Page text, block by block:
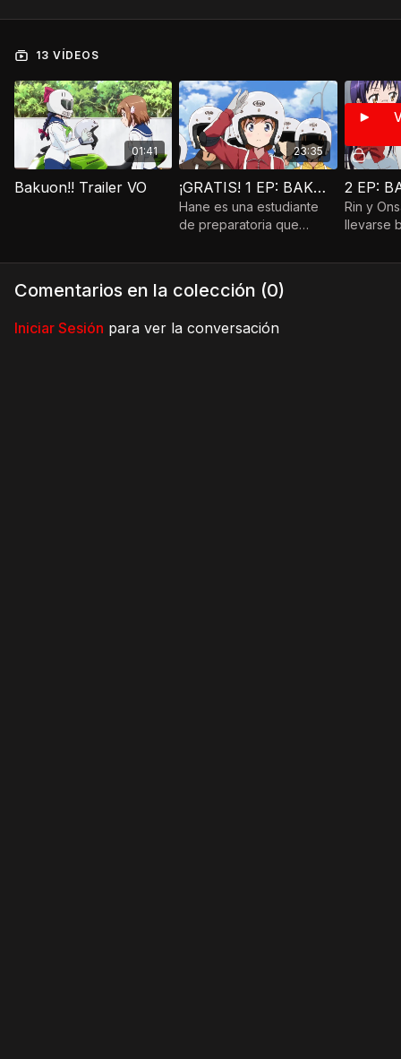
13 VÍDEOS
01:41
Bakuon!! Trailer VO
23:35
¡GRATIS! 1 EP: BAKUON (VOSE)
Hane es una estudiante
de preparatoria que
primeros días se
va en moto a clase.
2 EP:
Rin y
llevarse
todas
Comentarios en la colección (0)
Iniciar Sesión para ver la conversación